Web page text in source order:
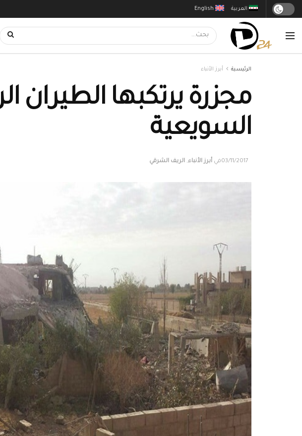
English العربية
الرئيسية أبرز الأنباء
مجزرة يرتكبها الطيران
السويعية
03/11/2017في أبرز الأنباء, الريف الشرقي